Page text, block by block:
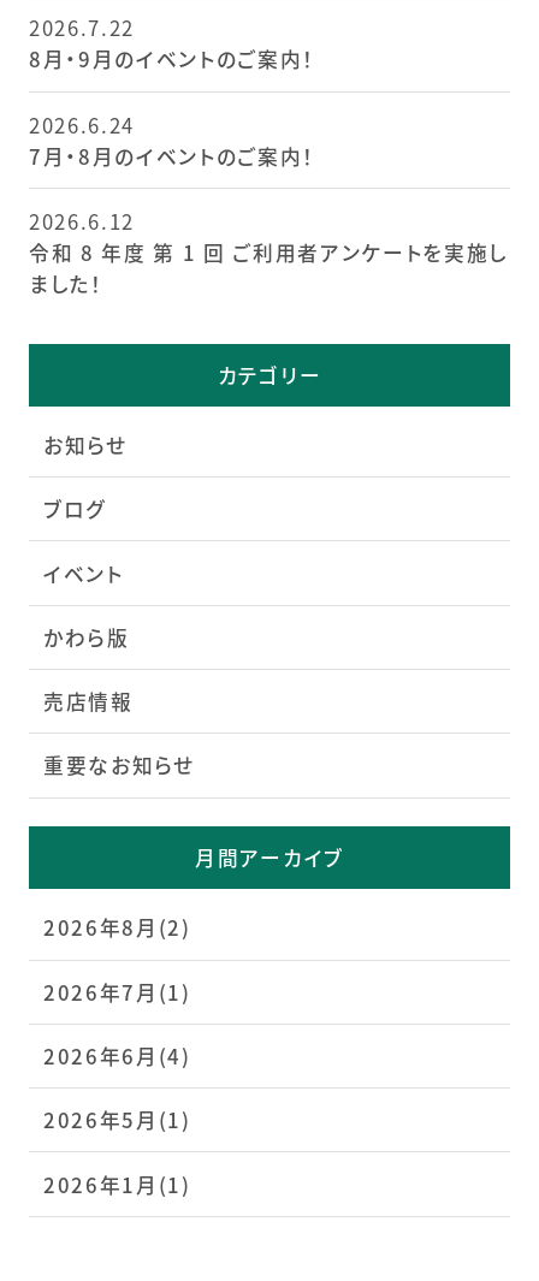
2026.7.22
8月・9月のイベントのご案内！
2026.6.24
7月・8月のイベントのご案内！
2026.6.12
令和 8 年度 第 1 回 ご利用者アンケートを実施し
ました！
カテゴリー
お知らせ
ブログ
イベント
かわら版
売店情報
重要なお知らせ
月間アーカイブ
2026年8月(2)
2026年7月(1)
2026年6月(4)
2026年5月(1)
2026年1月(1)